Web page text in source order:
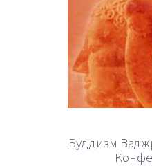
Буддизм